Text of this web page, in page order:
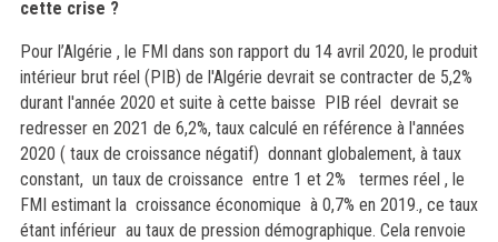
cette crise ?
Pour l’Algérie , le FMI dans son rapport du 14 avril 2020, le produit
intérieur brut réel (PIB) de l'Algérie devrait se contracter de 5,2%
durant l'année 2020 et suite à cette baisse PIB réel devrait se
redresser en 2021 de 6,2%, taux calculé en référence à l'années
2020 ( taux de croissance négatif) donnant globalement, à taux
constant, un taux de croissance entre 1 et 2% termes réel , le
FMI estimant la croissance économique à 0,7% en 2019., ce taux
étant inférieur au taux de pression démographique. Cela renvoie